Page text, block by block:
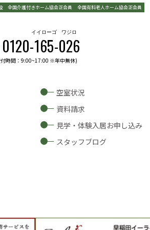
全国介護付きホーム協会正会員 全国有料老人ホーム協会正会員
0120-165
イイローゴ
-026
ワジロ
時間：9:00~17:00 ※年中無休)
空室状況
資料請求
見学・体験入居お申し込み
スタッフブログ